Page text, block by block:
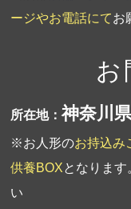
ージやお電話にてお
お
所在地：神奈川
※お人形のお持込み
供養BOXとなります
い